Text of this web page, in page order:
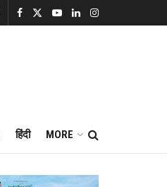
हिंदी MORE